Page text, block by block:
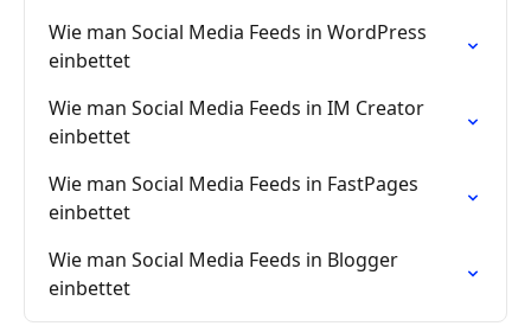
Wie man Social Media Feeds in WordPress
einbettet
Wie man Social Media Feeds in IM Creator
einbettet
Wie man Social Media Feeds in FastPages
einbettet
Wie man Social Media Feeds in Blogger
einbettet